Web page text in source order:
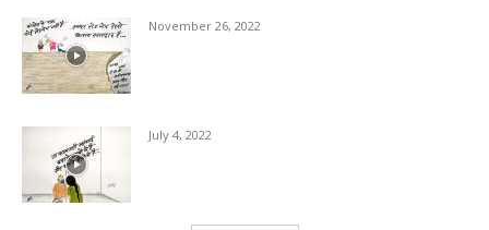
November 26, 2022
July 4, 2022